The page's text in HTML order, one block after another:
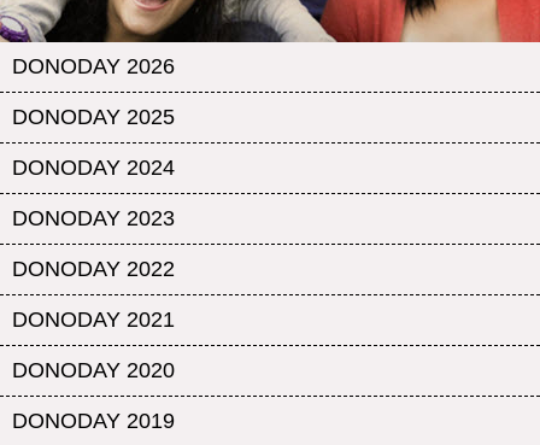
DONODAY 2026
DONODAY 2025
DONODAY 2024
DONODAY 2023
DONODAY 2022
DONODAY 2021
DONODAY 2020
DONODAY 2019